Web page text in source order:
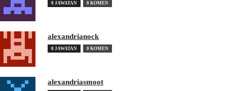
0 JAWATAN 0 KOMEN
alexandrianock
0 JAWATAN 0 KOMEN
alexandriasmoot